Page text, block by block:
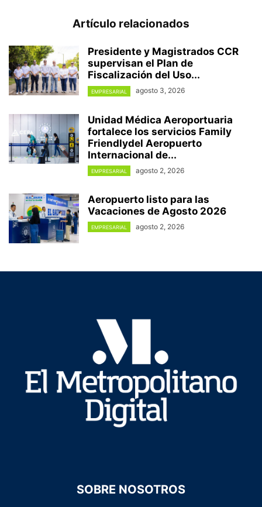
Artículo relacionados
Presidente y Magistrados CCR
supervisan el Plan de
Fiscalización del Uso...
EMPRESARIAL agosto 3, 2026
Unidad Médica Aeroportuaria
fortalece los servicios Family
Friendlydel Aeropuerto
Internacional de...
EMPRESARIAL agosto 2, 2026
Aeropuerto listo para las
Vacaciones de Agosto 2026
EMPRESARIAL agosto 2, 2026
SOBRE NOSOTROS